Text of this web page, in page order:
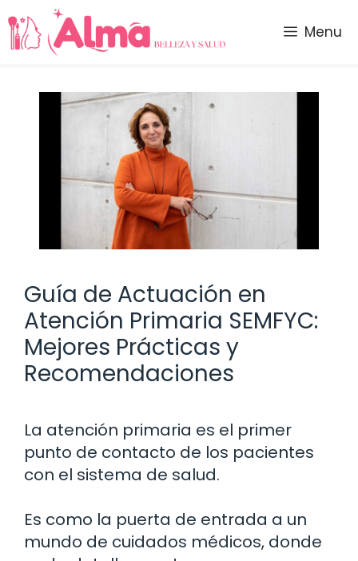
Saltar
al
contenido
Menu
Guía de Actuación en
Atención Primaria SEMFYC:
Mejores Prácticas y
Recomendaciones
La atención primaria es el primer
punto de contacto de los pacientes
con el sistema de salud.
Es como la puerta de entrada a un
mundo de cuidados médicos, donde